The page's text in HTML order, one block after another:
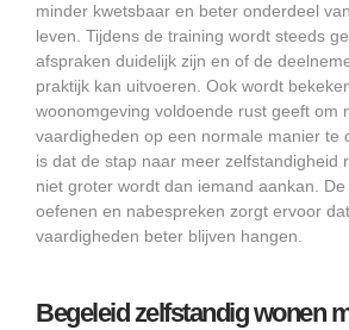
minder kwetsbaar en beter onderdeel
leven. Tijdens de training wordt steeds
afspraken duidelijk zijn en of de
praktijk kan uitvoeren. Ook wordt
woonomgeving voldoende rust geeft om
vaardigheden op een normale manier te
is dat de stap naar meer zelfstandigheid
niet groter wordt dan iemand aankan.
oefenen en nabespreken zorgt ervoor
vaardigheden beter blijven hangen.
Begeleid zelfstandig wonen